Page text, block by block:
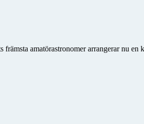
amatörastronomer arrangerar nu